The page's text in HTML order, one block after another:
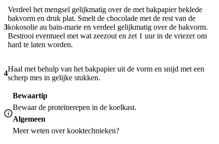
3
Verdeel het mengsel gelijkmatig over de met bakpapier beklede
bakvorm en druk plat. Smelt de chocolade met de rest van de
kokosolie au bain-marie en verdeel gelijkmatig over de bakvorm.
Bestrooi eventueel met wat zeezout en zet 1 uur in de vriezer om
hard te laten worden.
4
Haal met behulp van het bakpapier uit de vorm en snijd met een
scherp mes in gelijke stukken.
Bewaartip
Bewaar de proteïnerepen in de koelkast.
Algemeen
Meer weten overkooktechnieken?